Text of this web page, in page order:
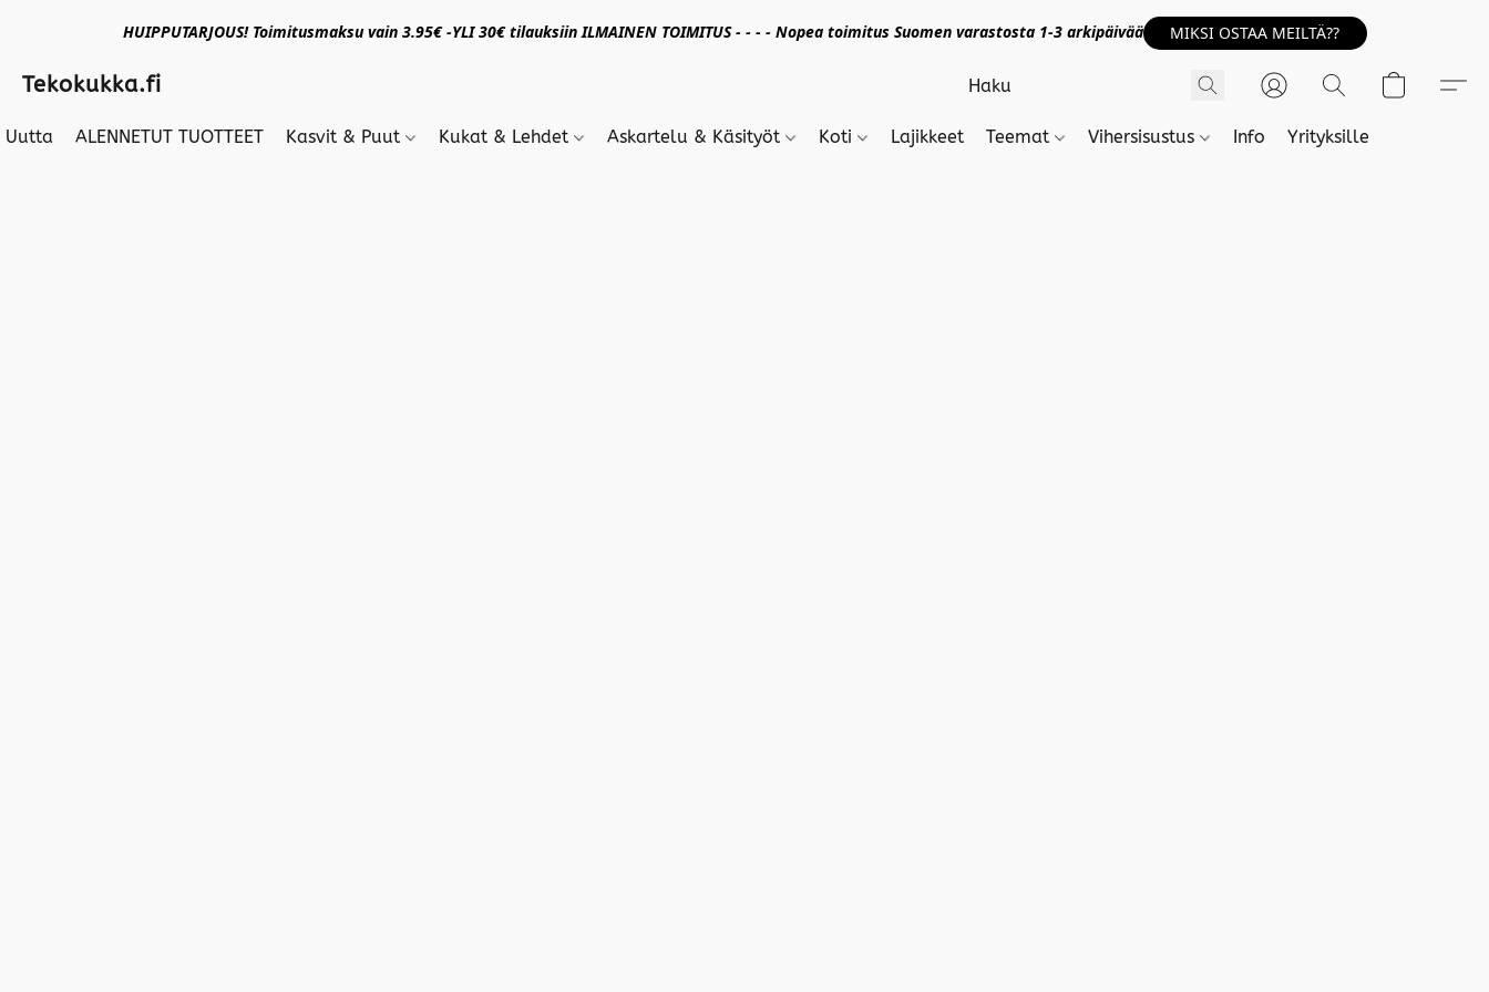
HUIPPUTARJOUS! Toimitusmaksu vain 3.95€ -YLI 30€ tilauksiin ILMAINEN TOIMITUS - - - - Nopea toimitus Suomen varastosta 1-3 arkipäivää MIKSI OSTAA MEILTÄ??
Tekokukka.fi
Uutta ALENNETUT TUOTTEET Kasvit & Puut Kukat & Lehdet Askartelu & Käsityöt Koti Lajikkeet Teemat Vihersisustus Info Yrityksille